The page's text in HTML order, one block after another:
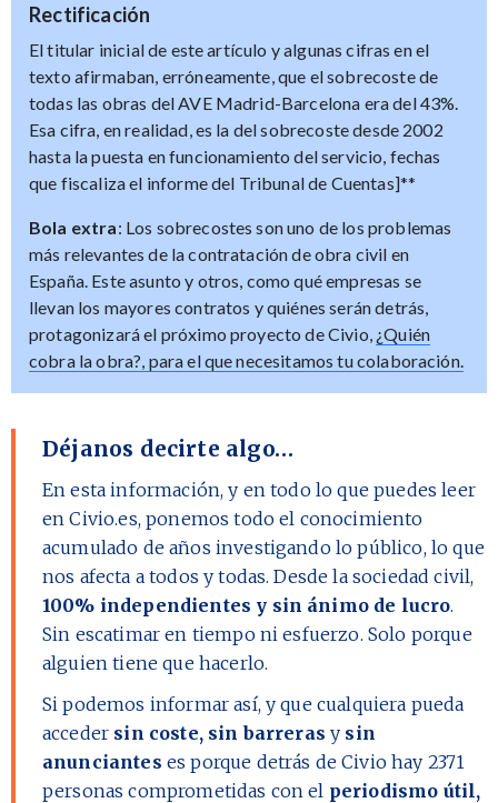
Rectificación
El titular inicial de este artículo y algunas cifras en el
texto afirmaban, erróneamente, que el sobrecoste de
todas las obras del AVE Madrid-Barcelona era del 43%.
Esa cifra, en realidad, es la del sobrecoste desde 2002
hasta la puesta en funcionamiento del servicio, fechas
que fiscaliza el informe del Tribunal de Cuentas]**
Bola extra: Los sobrecostes son uno de los problemas
más relevantes de la contratación de obra civil en
España. Este asunto y otros, como qué empresas se
llevan los mayores contratos y quiénes serán detrás,
protagonizará el próximo proyecto de Civio, ¿Quién
cobra la obra?, para el que necesitamos tu colaboración.
Déjanos decirte algo…
En esta información, y en todo lo que puedes leer
en Civio.es, ponemos todo el conocimiento
acumulado de años investigando lo público, lo que
nos afecta a todos y todas. Desde la sociedad civil,
100% independientes y sin ánimo de lucro.
Sin escatimar en tiempo ni esfuerzo. Solo porque
alguien tiene que hacerlo.
Si podemos informar así, y que cualquiera pueda
acceder sin coste, sin barreras y sin
anunciantes es porque detrás de Civio hay 2371
personas comprometidas con el periodismo útil,